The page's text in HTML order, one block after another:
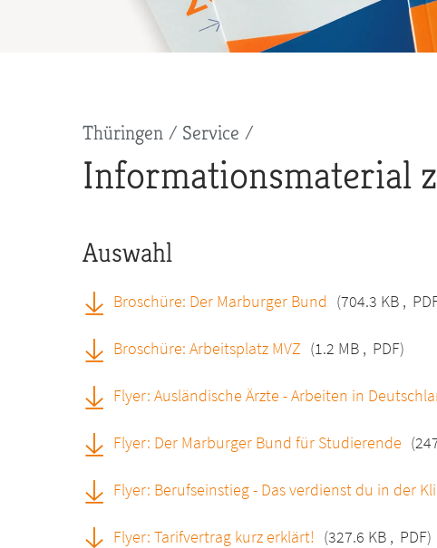
Pfadnavigation
Thüringen Service
Informationsmaterial
Auswahl
Broschüre: Der Marburger Bund (704.3 KB ,
Broschüre: Arbeitsplatz MVZ (1.2 MB , PDF)
Flyer: Ausländische Ärzte - Arbeiten in
Flyer: Der Marburger Bund für Studierende
Flyer: Berufseinstieg - Das verdienst du in der
Flyer: Tarifvertrag kurz erklärt! (327.6 KB , PDF)